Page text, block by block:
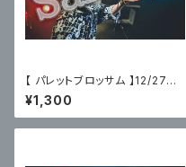
【 パレットブロッサム 】12/27主
催ライブフォトC〈サイン有〉
¥1,300